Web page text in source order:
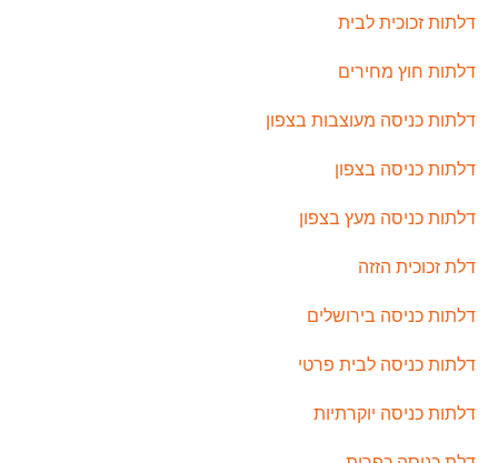
דלתות זכוכית לבית
דלתות חוץ מחירים
דלתות כניסה מעוצבות בצפון
דלתות כניסה בצפון
דלתות כניסה מעץ בצפון
דלת זכוכית הזזה
דלתות כניסה בירושלים
דלתות כניסה לבית פרטי
דלתות כניסה יוקרתיות